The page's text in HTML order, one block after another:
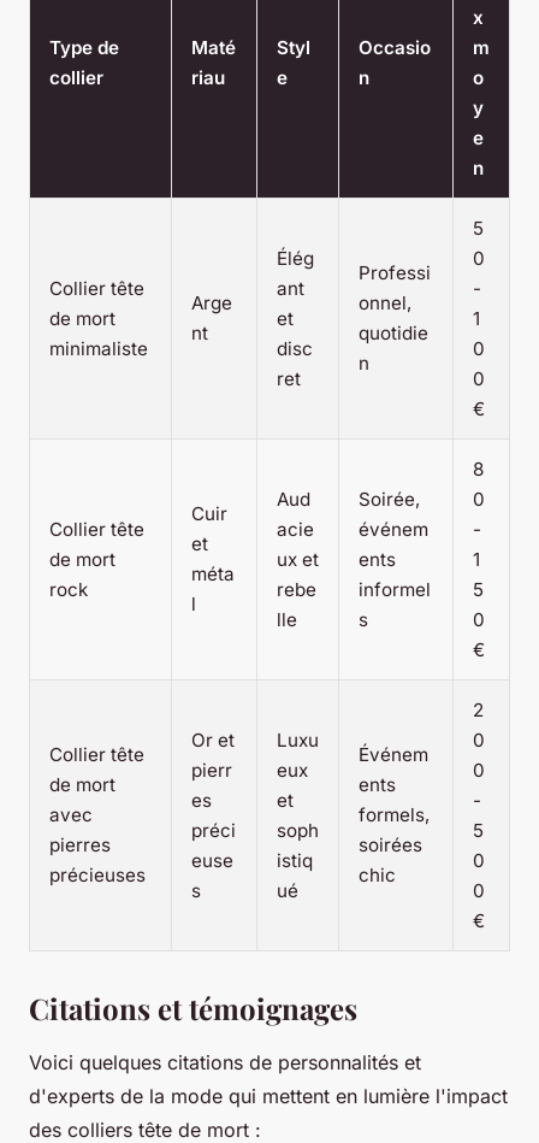
Type de
collier
Maté
riau
Styl
e
Occasio
n
x
m
o
y
e
n
Collier tête
de mort
minimaliste
Arge
nt
Élég
ant
et
disc
ret
Professi
onnel,
quotidie
n
5
0
-
1
0
0
€
Collier tête
de mort
rock
Cuir
et
méta
l
Aud
acie
ux et
rebe
lle
Soirée,
événem
ents
informel
s
8
0
-
1
5
0
€
Collier tête
de mort
avec
pierres
précieuses
Or et
pierr
es
préci
euse
s
Luxu
eux
et
soph
istiq
ué
Événem
ents
formels,
soirées
chic
2
0
0
-
5
0
0
€
Citations et témoignages
Voici quelques citations de personnalités et
d'experts de la mode qui mettent en lumière l'impact
des colliers tête de mort :